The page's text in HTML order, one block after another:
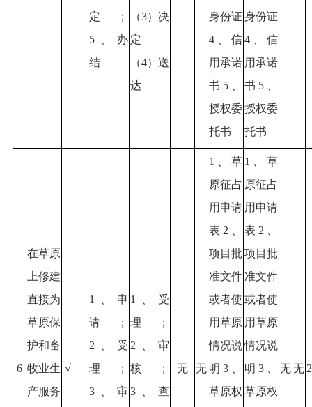
定；
5、办
结
（3）决
定
（4）送
达
身份证
4、信
用承诺
书5、
授权委
托书
身份证
4、信
用承诺
书5、
授权委
托书
6
在草原
上修建
直接为
草原保
护和畜
牧业生
产服务
√
1、申
请；
2、受
理；
3、审
1、受
理；
2、审
核；
3、查
无 无
1、草
原征占
用申请
表2、
项目批
准文件
或者使
用草原
情况说
明3、
草原权
1、草
原征占
用申请
表2、
项目批
准文件
或者使
用草原
情况说
明3、
草原权
无无